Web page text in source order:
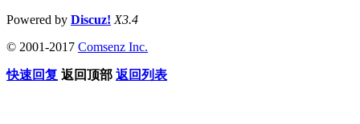
Powered by Discuz! X3.4
© 2001-2017 Comsenz Inc.
快速回复 返回顶部 返回列表